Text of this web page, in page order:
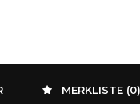
MERKLISTE (0)